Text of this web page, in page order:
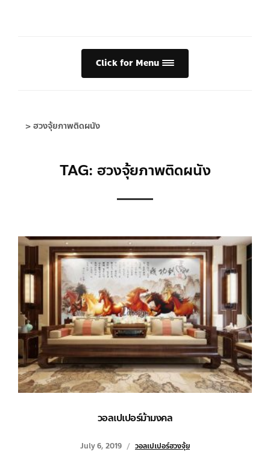
Click for Menu
>ฮวงจุ้ยภาพติดผนัง
TAG: ฮวงจุ้ยภาพติดผนัง
วอลเปเปอร์ม้ามงคล
July 6, 2019 วอลเปเปอร์ฮวงจุ้ย